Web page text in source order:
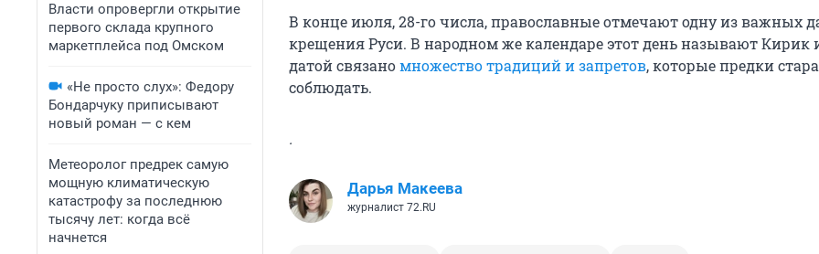
Власти опровергли открытие
первого склада крупного
маркетплейса под Омском
«Не просто слух»: Федору
Бондарчуку приписывают
новый роман — с кем
Метеоролог предрек самую
мощную климатическую
катастрофу за последнюю
тысячу лет: когда всё
начнется
В конце июля, 28-го числа, православные отмечают одну из важных
крещения Руси. В народном же календаре этот день называют Кирик
датой связаномножество традиций и запретов, которые предки
соблюдать.
.
Дарья Макеева
журналист 72.RU